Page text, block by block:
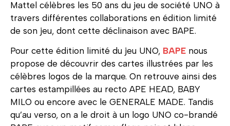
Mattel célèbres les 50 ans du jeu de société UNO à
travers différentes collaborations en édition limité
de son jeu, dont cette déclinaison avec BAPE.
Pour cette édition limité du jeu UNO, BAPE nous
propose de découvrir des cartes illustrées par les
célèbres logos de la marque. On retrouve ainsi des
cartes estampillées au recto APE HEAD, BABY
MILO ou encore avec le GENERALE MADE. Tandis
qu’au verso, on a le droit à un logo UNO co-brandé